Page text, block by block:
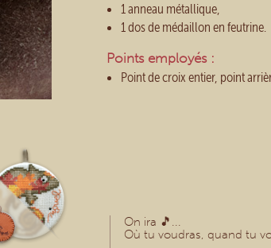
1 anneau métallique,
1 dos de médaillon en feutrine.
Points employés :
Point de croix entier, point
On ira 🎵​...
Où tu voudras, quand tu